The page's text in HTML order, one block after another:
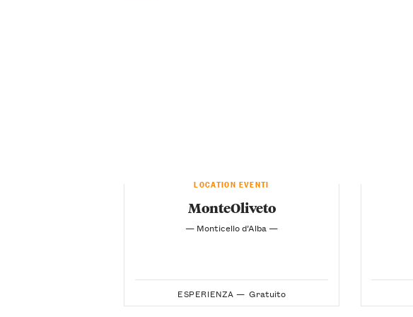
LOCATION EVENTI
MonteOliveto
— Monticello d’Alba —
ESPERIENZA — Gratuito